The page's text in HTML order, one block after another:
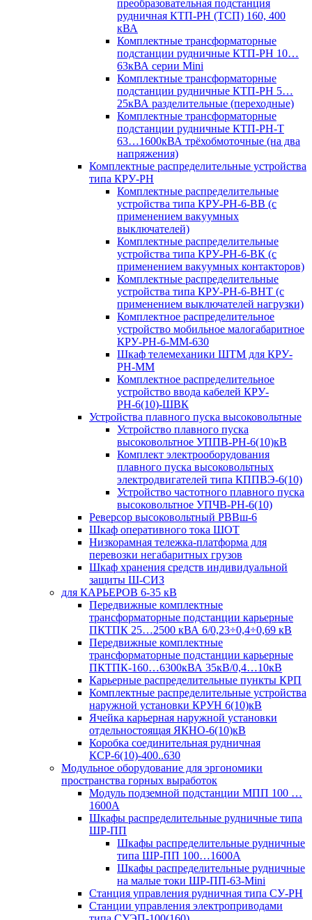
преобразовательная подстанция
рудничная КТП-РН (ТСП) 160, 400
кВА
Комплектные трансформаторные
подстанции рудничные КТП-РН 10…
63кВА серии Mini
Комплектные трансформаторные
подстанции рудничные КТП-РН 5…
25кВА разделительные (переходные)
Комплектные трансформаторные
подстанции рудничные КТП-РН-Т
63…1600кВА трёхобмоточные (на два
напряжения)
Комплектные распределительные устройства
типа КРУ-РН
Комплектные распределительные
устройства типа КРУ-РН-6-ВВ (с
применением вакуумных
выключателей)
Комплектные распределительные
устройства типа КРУ-РН-6-ВК (с
применением вакуумных контакторов)
Комплектные распределительные
устройства типа КРУ-РН-6-ВНТ (с
применением выключателей нагрузки)
Комплектное распределительное
устройство мобильное малогабаритное
КРУ-РН-6-ММ-630
Шкаф телемеханики ШТМ для КРУ-
РН-ММ
Комплектное распределительное
устройство ввода кабелей КРУ-
РН-6(10)-ШВК
Устройства плавного пуска высоковольтные
Устройство плавного пуска
высоковольтное УППВ-РН-6(10)кВ
Комплект электрооборудования
плавного пуска высоковольтных
электродвигателей типа КППВЭ-6(10)
Устройство частотного плавного пуска
высоковольтное УПЧВ-РН-6(10)
Реверсор высоковольтный РВВш-6
Шкаф оперативного тока ШОТ
Низкорамная тележка-платформа для
перевозки негабаритных грузов
Шкаф хранения средств индивидуальной
защиты Ш-СИЗ
для КАРЬЕРОВ 6-35 кВ
Передвижные комплектные
трансформаторные подстанции карьерные
ПКТПК 25…2500 кВА 6/0,23÷0,4÷0,69 кВ
Передвижные комплектные
трансформаторные подстанции карьерные
ПКТПК-160…6300кВА 35кВ/0,4…10кВ
Карьерные распределительные пункты КРП
Комплектные распределительные устройства
наружной установки КРУН 6(10)кВ
Ячейка карьерная наружной установки
отдельностоящая ЯКНО-6(10)кВ
Коробка соединительная рудничная
КСР-6(10)-400..630
Модульное оборудование для эргономики
пространства горных выработок
Модуль подземной подстанции МПП 100 …
1600А
Шкафы распределительные рудничные типа
ШР-ПП
Шкафы распределительные рудничные
типа ШР-ПП 100…1600А
Шкафы распределительные рудничные
на малые токи ШР-ПП-63-Mini
Станция управления рудничная типа СУ-РН
Станции управления электроприводами